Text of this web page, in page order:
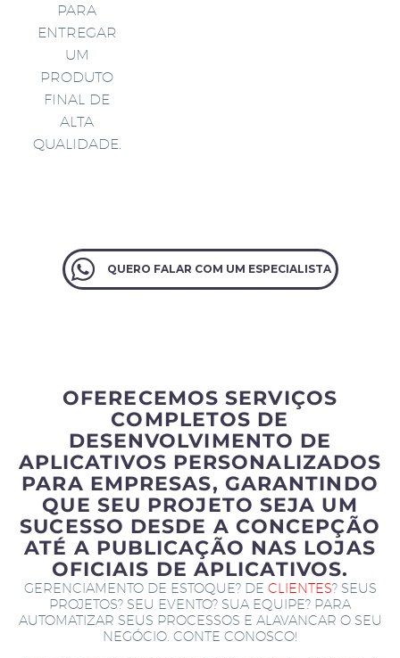
PARA
ENTREGAR
UM
PRODUTO
FINAL DE
ALTA
QUALIDADE.
QUERO FALAR COM UM ESPECIALISTA
OFERECEMOS SERVIÇOS
COMPLETOS DE
DESENVOLVIMENTO DE
APLICATIVOS PERSONALIZADOS
PARA EMPRESAS, GARANTINDO
QUE SEU PROJETO SEJA UM
SUCESSO DESDE A CONCEPÇÃO
ATÉ A PUBLICAÇÃO NAS LOJAS
OFICIAIS DE APLICATIVOS.
GERENCIAMENTO DE ESTOQUE? DE CLIENTES? SEUS
PROJETOS? SEU EVENTO? SUA EQUIPE? PARA
AUTOMATIZAR SEUS PROCESSOS E ALAVANCAR O SEU
NEGÓCIO. CONTE CONOSCO!